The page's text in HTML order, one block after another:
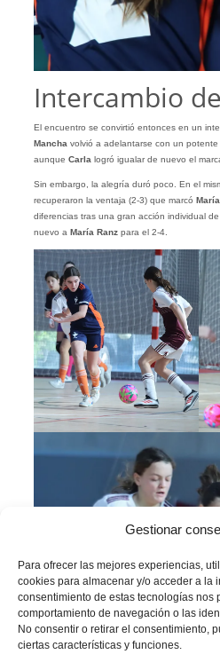
Gestionar
Para ofrecer las mejores experiencias,
cookies para almacenar y/o acceder a la
consentimiento de estas tecnologías nos
comportamiento de navegación o las
No consentir o retirar el consentimiento,
ciertas características y funciones.
Intercambio
El encuentro se convirtió entonces en un
Manchavolvió a adelantarse con un
aunque Carlalogró igualar de nuevo el
Sin embargo, la alegría duró poco. En el
recuperaron la ventaja (2-3) que marcó
diferencias tras una gran acción individual de
nuevo a María Ranzpara el 2-4.